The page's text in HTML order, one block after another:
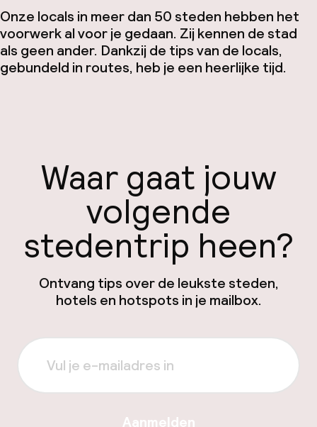
Onze locals in meer dan 50 steden hebben het
voorwerk al voor je gedaan. Zij kennen de stad
als geen ander. Dankzij de tips van de locals,
gebundeld in routes, heb je een heerlijke tijd.
Waar gaat jouw
volgende
stedentrip heen?
Ontvang tips over de leukste steden,
hotels en hotspots in je mailbox.
Aanmelden